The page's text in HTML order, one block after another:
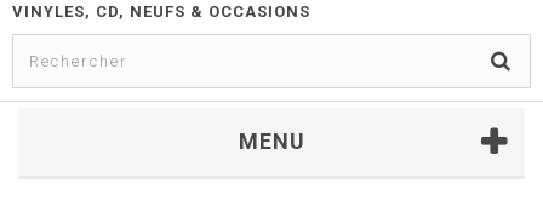
VINYLES, CD, NEUFS & OCCASIONS
MENU